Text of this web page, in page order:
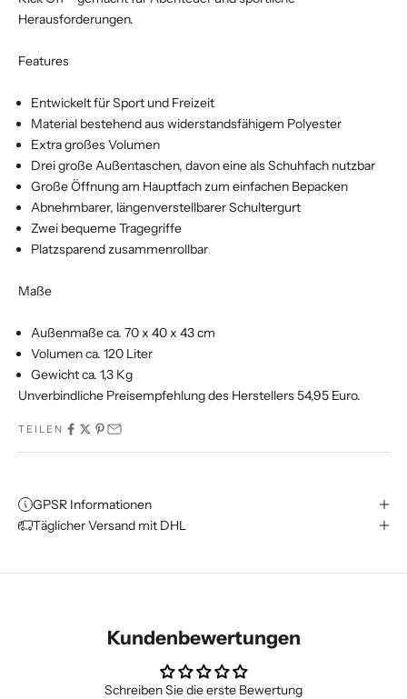
Herausforderungen.
Features
Entwickelt für Sport und Freizeit
Material bestehend aus widerstandsfähigem Polyester
Extra großes Volumen
Drei große Außentaschen, davon eine als Schuhfach nutzbar
Große Öffnung am Hauptfach zum einfachen Bepacken
Abnehmbarer, längenverstellbarer Schultergurt
Zwei bequeme Tragegriffe
Platzsparend zusammenrollbar
Maße
Außenmaße ca. 70 x 40 x 43 cm
Volumen ca. 120 Liter
Gewicht ca. 1,3 Kg
Unverbindliche Preisempfehlung des Herstellers 54,95 Euro.
TEILEN
GPSR Informationen
Täglicher Versand mit DHL
Kundenbewertungen
Schreiben Sie die erste Bewertung